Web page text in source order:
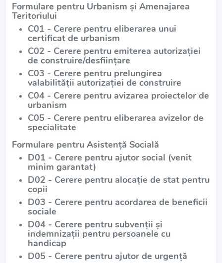
Formulare pentru Urbanism și Amenajarea
Teritoriului
C01 - Cerere pentru eliberarea unui
certificat de urbanism
C02 - Cerere pentru emiterea autorizației
de construire/desființare
C03 - Cerere pentru prelungirea
valabilității autorizației de construire
C04 - Cerere pentru avizarea proiectelor de
urbanism
C05 - Cerere pentru eliberarea avizelor de
specialitate
Formulare pentru Asistență Socială
D01 - Cerere pentru ajutor social (venit
minim garantat)
D02 - Cerere pentru alocație de stat pentru
copii
D03 - Cerere pentru acordarea de beneficii
sociale
D04 - Cerere pentru subvenții și
indemnizații pentru persoanele cu
handicap
D05 - Cerere pentru ajutor de urgență